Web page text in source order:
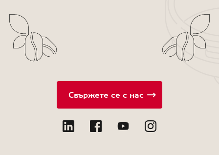
Свържете се с нас